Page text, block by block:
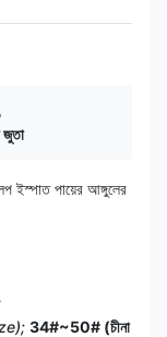
জুতা
ইস্পাত পায়ের আঙ্গুলের
34#~50# (চীনা